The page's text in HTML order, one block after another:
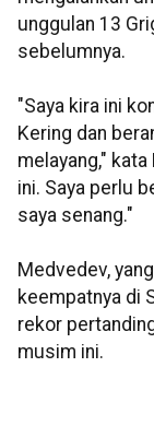
unggulan 13
sebelumnya.
"Saya kira ini
Kering dan
melayang,"
ini. Saya perlu
saya senang."
Medvedev,
keempatnya di
rekor
musim ini.